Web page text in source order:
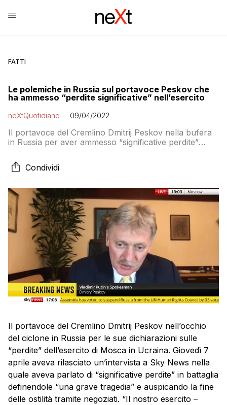
FATTI
Le polemiche in Russia sul portavoce Peskov che
ha ammesso “perdite significative” nell’esercito
neXtQuotidiano 09/04/2022
Il portavoce del Cremlino Dmitrij Peskov nella bufera
in Russia per aver ammesso “significative perdite”
costringono a rettificare
Condividi
Il portavoce del Cremlino Dmitrij Peskov nell’occhio
del ciclone in Russia per le sue dichiarazioni sulle
“perdite” dell’esercito di Mosca in Ucraina. Giovedì 7
aprile aveva rilasciato un’intervista a Sky News nella
quale aveva parlato di “significative perdite” in battaglia
definendole “una grave tragedia” e auspicando la fine
delle ostilità tramite negoziati. “Il nostro esercito –